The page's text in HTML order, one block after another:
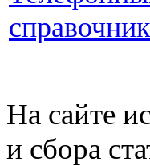
справочник
На сайте
и сбора